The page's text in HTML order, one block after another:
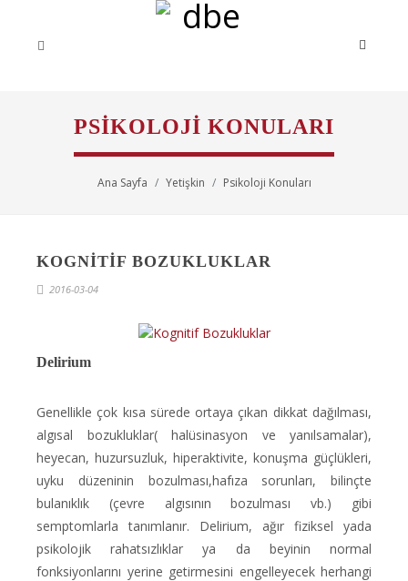
PSIKOLOJI KONULARI
Ana Sayfa Yetişkin Psikoloji Konuları
KOGNITIF BOZUKLUKLAR
2016-03-04
Delirium
Genellikle çok kısa sürede ortaya çıkan dikkat dağılması,
algısal bozukluklar( halüsinasyon ve yanılsamalar),
heyecan, huzursuzluk, hiperaktivite, konuşma güçlükleri,
uyku düzeninin bozulması,hafıza sorunları, bilinçte
bulanıklık (çevre algısının bozulması vb.) gibi
semptomlarla tanımlanır. Delirium, ağır fiziksel yada
psikolojik rahatsızlıklar ya da beyinin normal
fonksiyonlarını yerine getirmesini engelleyecek herhangi